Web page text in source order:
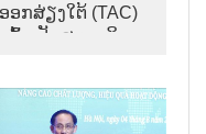
ກສ່ຽງໃຕ້ (TAC)
າເປັນສະມາຊິກ